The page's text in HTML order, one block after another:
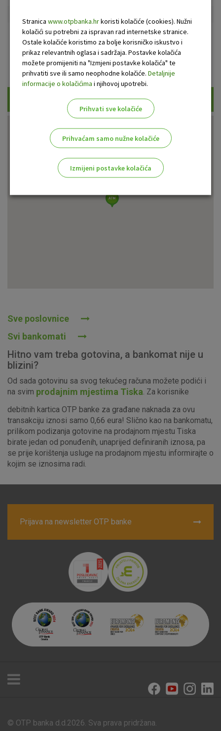
Bankomat Poslovnica
Prikaži samo uplatne bankomate
Sve poslovnice
Svi bankomati
Hitno vam treba gotovina, a bankomat nije u
blizini?
Od sada gotovinu sa svog tekućeg računa možete podići i
na svim prodajnim mjestima Tiska . Za korisnike
debitnih kartica OTP banke za građane naknada za ovu
transakciju iznosi samo 0,66 eura! Slično kao na bankomatu,
prilikom podizanja gotovine na prodajnom mjestu Tiska
birate jedan od ponuđenih, unaprijed definiranih iznosa, pa
se prije korištenja usluge na prodajnom mjestu informirajte o
kojim se iznosima radi.
Prijava na newsletter OTP banke
Poslovnice i bankomati
© OTP banka d.d.2026. Sva prava pridržana.
Stranica www.otpbanka.hrkoristi kolačiće (cookies). Nužni
kolačići su potrebni za ispravan rad internetske stranice.
Ostale kolačiće koristimo za bolje korisničko iskustvo i
prikaz relevantnih oglasa i sadržaja. Postavke kolačića
možete promijeniti na "Izmjeni postavke kolačića" te
prihvatiti sve ili samo neophodne kolačiće. Detaljnije
informacije o kolačićima i njihovoj upotrebi.
Prihvati sve kolačiće
Prihvaćam samo nužne kolačiće
Izmijeni postavke kolačića
Ovi kolačići nužni su za funkcioniranje internetske stranice i
postavljaju kao odgovor na vaše radnje koje uključuju zahtjev
za uslugama, kao što su postavke kolačića. Svoj preglednik
o njima, ali u tom slučaju neki dijelovi stranice neće raditi. Ti
kolačići ne pohranjuju nikakve informacije koje bi vas mogle
identificirati.
Detaljnije informacije o kolačićima